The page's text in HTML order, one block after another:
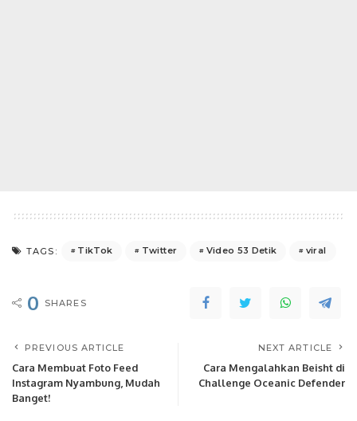
TAGS: TikTok Twitter Video 53 Detik viral
0 SHARES
PREVIOUS ARTICLE
Cara Membuat Foto Feed
Instagram Nyambung, Mudah
Banget!
NEXT ARTICLE
Cara Mengalahkan Beisht di
Challenge Oceanic Defender